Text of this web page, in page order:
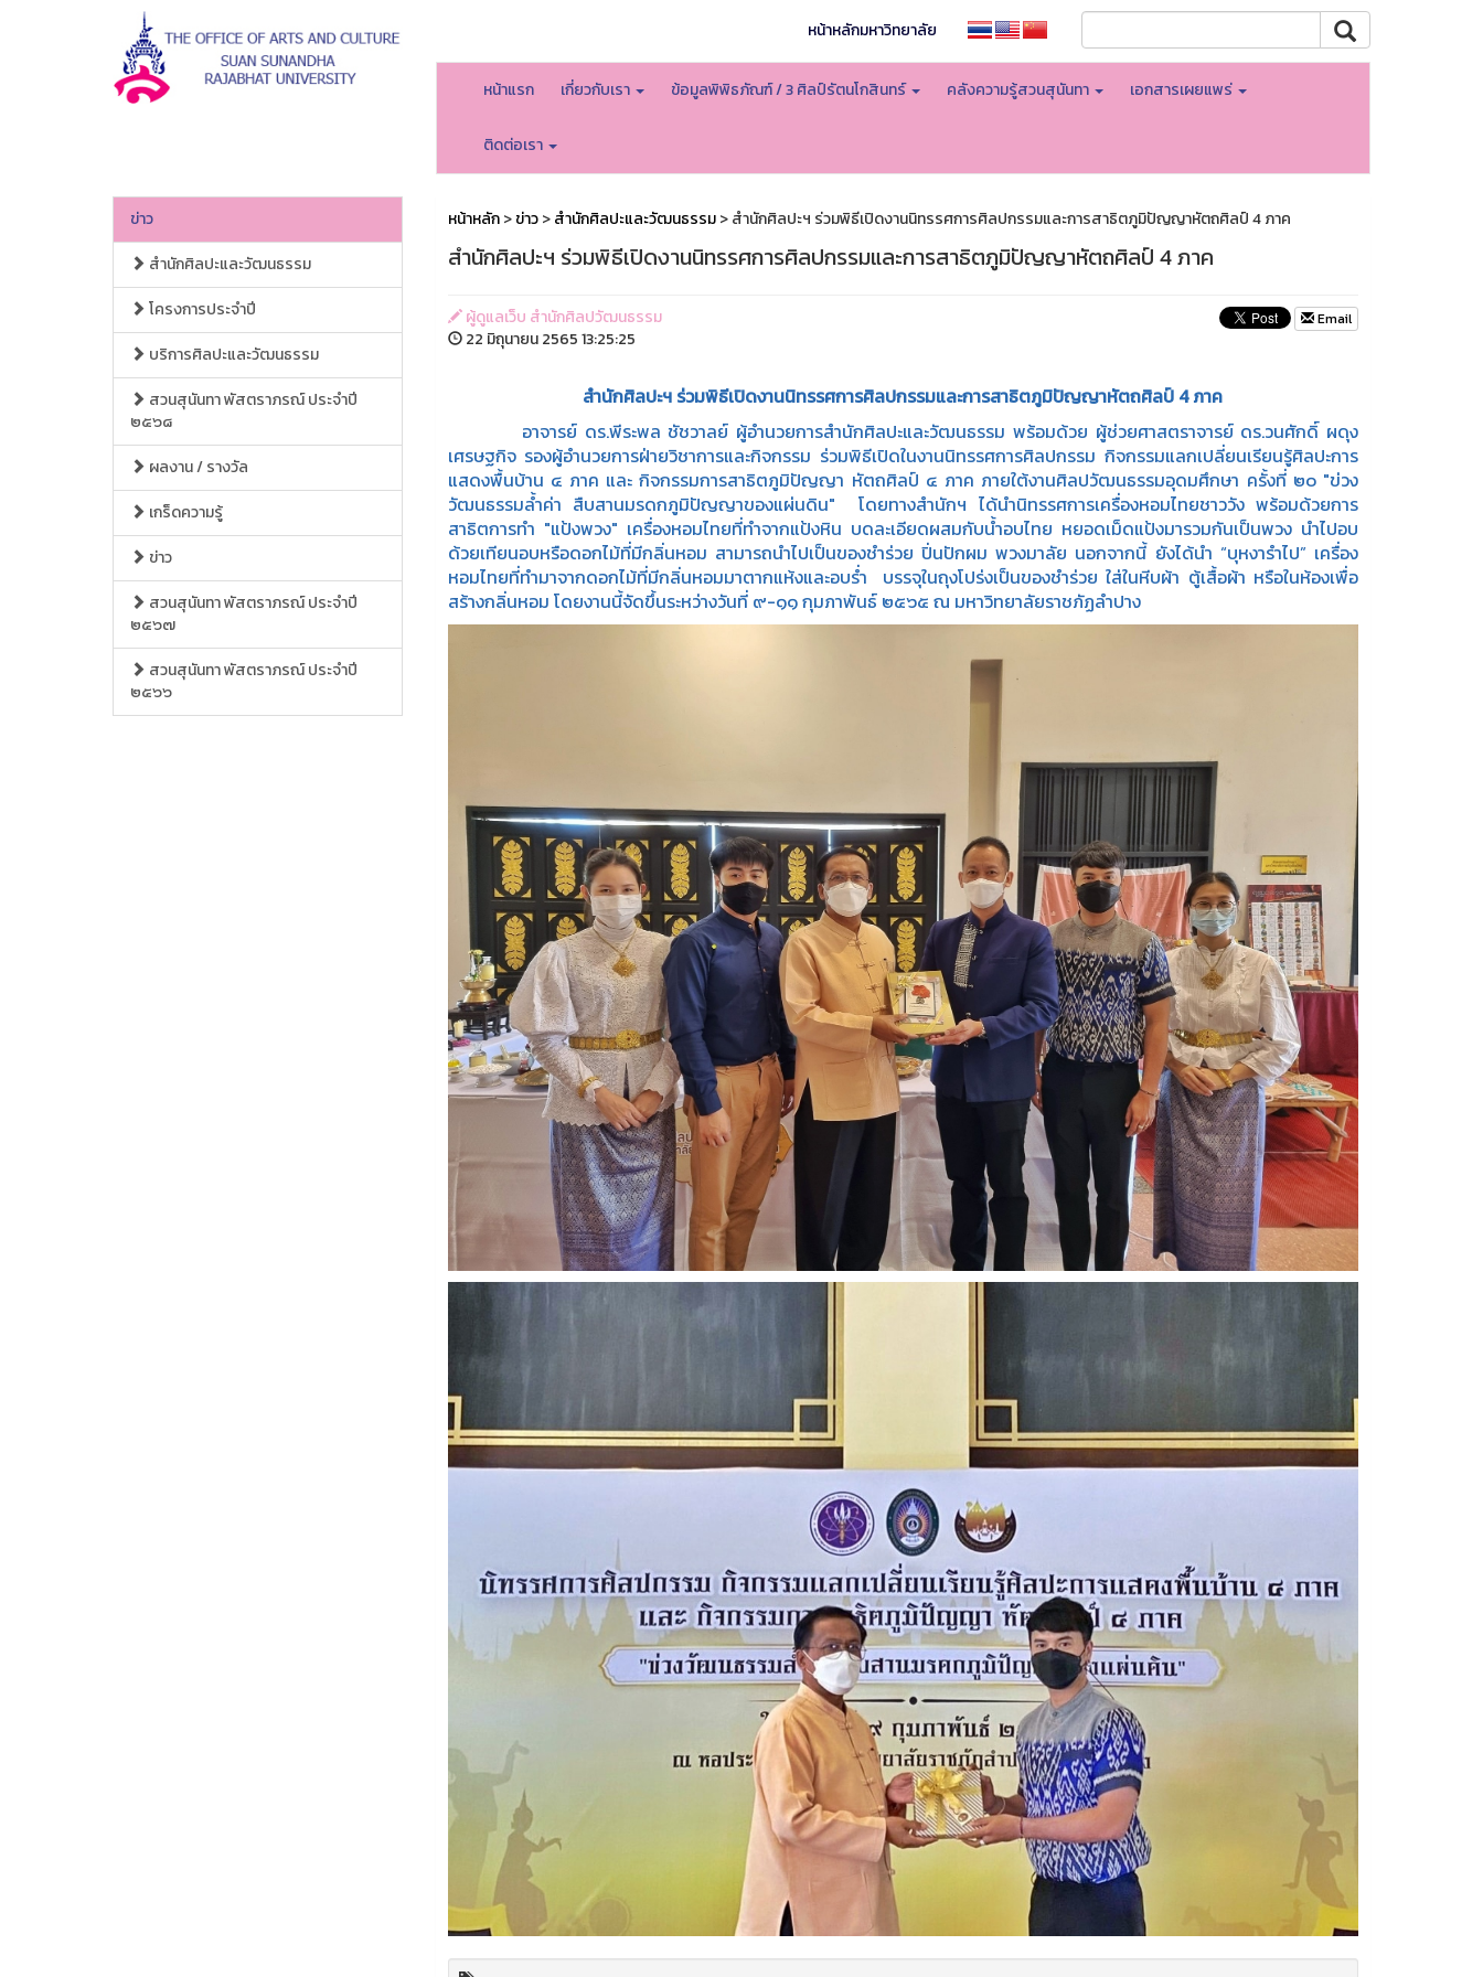
หน้าหลักมหาวิทยาลัย
หน้าแรก เกี่ยวกับเรา ข้อมูลพิพิธภัณฑ์ / 3 ศิลป์รัตนโกสินทร์ คลังความรู้สวนสุนันทา เอกสารเผยแพร่
ติดต่อเรา
ข่าว
สำนักศิลปะและวัฒนธรรม
โครงการประจำปี
บริการศิลปะและวัฒนธรรม
สวนสุนันทา พัสตราภรณ์ ประจำปี
๒๕๖๘
ผลงาน / รางวัล
เกร็ดความรู้
ข่าว
สวนสุนันทา พัสตราภรณ์ ประจำปี
๒๕๖๗
สวนสุนันทา พัสตราภรณ์ ประจำปี
๒๕๖๖
หน้าหลัก>ข่าว>สำนักศิลปะและวัฒนธรรม> สำนักศิลปะฯ ร่วมพิธีเปิดงานนิทรรศการศิลปกรรมและการสาธิตภูมิปัญญาหัตถศิลป์ 4 ภาค
สำนักศิลปะฯ ร่วมพิธีเปิดงานนิทรรศการศิลปกรรมและการสาธิตภูมิปัญญาหัตถศิลป์ 4 ภาค
ผู้ดูแลเว็บ สำนักศิลปวัฒนธรรม
22 มิถุนายน 2565 13:25:25
Email
สำนักศิลปะฯ ร่วมพิธีเปิดงานนิทรรศการศิลปกรรมและการสาธิตภูมิปัญญาหัตถศิลป์ 4 ภาค
อาจารย์ ดร.พีระพล ชัชวาลย์ ผู้อำนวยการสำนักศิลปะและวัฒนธรรม พร้อมด้วย ผู้ช่วยศาสตราจารย์ ดร.วนศักดิ์ ผดุง
เศรษฐกิจ รองผู้อำนวยการฝ่ายวิชาการและกิจกรรม ร่วมพิธีเปิดในงานนิทรรศการศิลปกรรม กิจกรรมแลกเปลี่ยนเรียนรู้ศิลปะการ
แสดงพื้นบ้าน ๔ ภาค และ กิจกรรมการสาธิตภูมิปัญญา หัตถศิลป์ ๔ ภาค ภายใต้งานศิลปวัฒนธรรมอุดมศึกษา ครั้งที่ ๒๐ "ข่วง
วัฒนธรรมล้ำค่า สืบสานมรดกภูมิปัญญาของแผ่นดิน" โดยทางสำนักฯ ได้นำนิทรรศการเครื่องหอมไทยชาววัง พร้อมด้วยการ
สาธิตการทำ "แป้งพวง" เครื่องหอมไทยที่ทำจากแป้งหิน บดละเอียดผสมกับน้ำอบไทย หยอดเม็ดแป้งมารวมกันเป็นพวง นำไปอบ
ด้วยเทียนอบหรือดอกไม้ที่มีกลิ่นหอม สามารถนำไปเป็นของชำร่วย ปิ่นปักผม พวงมาลัย นอกจากนี้ ยังได้นำ “บุหงารำไป” เครื่อง
หอมไทยที่ทำมาจากดอกไม้ที่มีกลิ่นหอมมาตากแห้งและอบร่ำ บรรจุในถุงโปร่งเป็นของชำร่วย ใส่ในหีบผ้า ตู้เสื้อผ้า หรือในห้องเพื่อ
สร้างกลิ่นหอม โดยงานนี้จัดขึ้นระหว่างวันที่ ๙-๑๑ กุมภาพันธ์ ๒๕๖๕ ณ มหาวิทยาลัยราชภัฏลำปาง